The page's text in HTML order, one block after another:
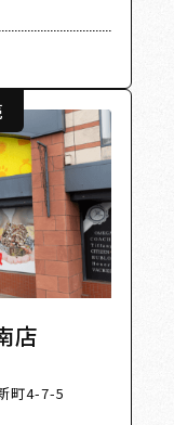
店
町4-7-5